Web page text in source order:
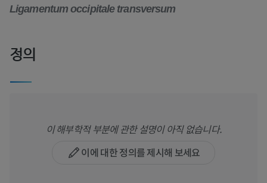
Ligamentum occipitale transversum
정의
이 해부학적 부분에 관한 설명이 아직 없습니다.
이에 대한 정의를 제시해 보세요